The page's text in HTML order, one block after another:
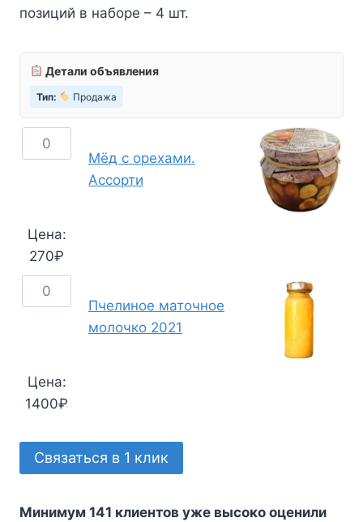
позиций в наборе – 4 шт.
Детали объявления
Тип: Продажа
Количество
товара
Ассорти
Мёд с орехами.
Ассорти
Цена:
270₽
Количество
товара
2021
Пчелиное маточное
молочко 2021
Цена:
1400₽
Связаться в 1 клик
Минимум 141 клиентов уже высоко оценили